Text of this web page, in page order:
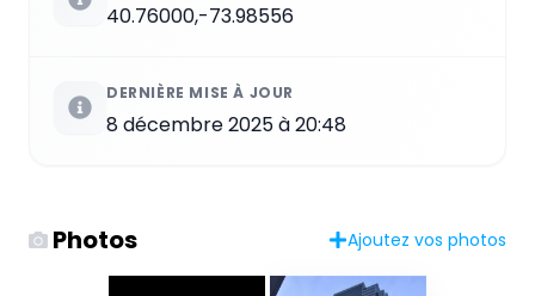
40.76000,-73.98556
DERNIÈRE MISE À JOUR
8 décembre 2025 à 20:48
Photos Ajoutez vos photos